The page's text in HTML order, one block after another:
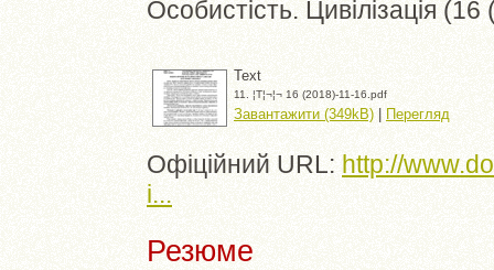
Особистість. Цивілізація
Text
11. ¦Т¦¬¦¬ 16 (2018)-11-16.pdf
Завантажити (349kB) | Перегляд
Офіційний URL: http://
i...
Резюме